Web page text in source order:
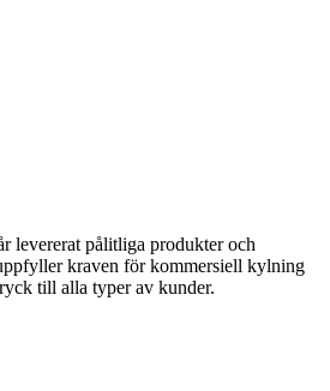
levererat pålitliga produkter och
kraven för kommersiell kylning
till alla typer av kunder.